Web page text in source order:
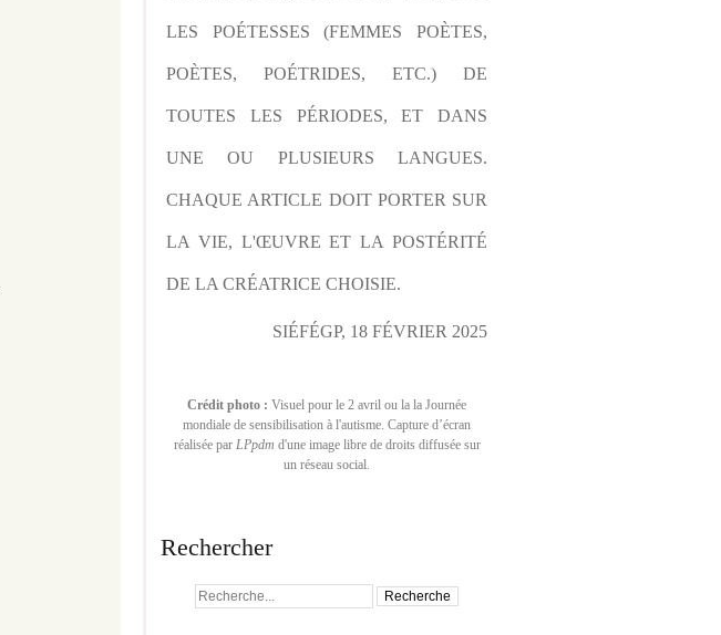
LES POÉTESSES (FEMMES POÈTES,
POÈTES, POÉTRIDES, ETC.) DE
TOUTES LES PÉRIODES, ET DANS
UNE OU PLUSIEURS LANGUES.
CHAQUE ARTICLE DOIT PORTER SUR
LA VIE, L'ŒUVRE ET LA POSTÉRITÉ
DE LA CRÉATRICE CHOISIE.
SIÉFÉGP, 18 FÉVRIER 2025
Crédit photo : Visuel pour le 2 avril ou la la Journée
mondiale de sensibilisation à l'autisme. Capture d’écran
réalisée par LPpdm d'une image libre de droits diffusée sur
un réseau social.
Rechercher